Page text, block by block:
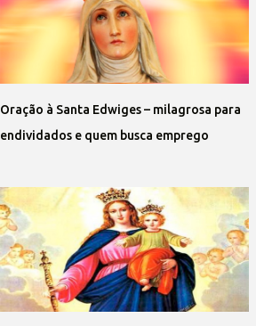
Oração à Santa Edwiges – milagrosa para
endividados e quem busca emprego